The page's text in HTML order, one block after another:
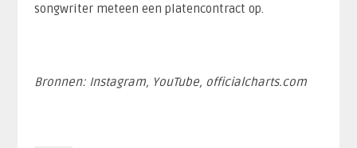
songwriter meteen een platencontract op.
Bronnen: Instagram, YouTube, officialcharts.com